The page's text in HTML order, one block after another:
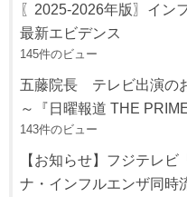
〖2025-2026年版〗イン
最新エビデンス
145件のビュー
五藤院長 テレビ出演の
～『日曜報道 THE PRIME
143件のビュー
【お知らせ】フジテレ
ナ・インフルエンザ同時